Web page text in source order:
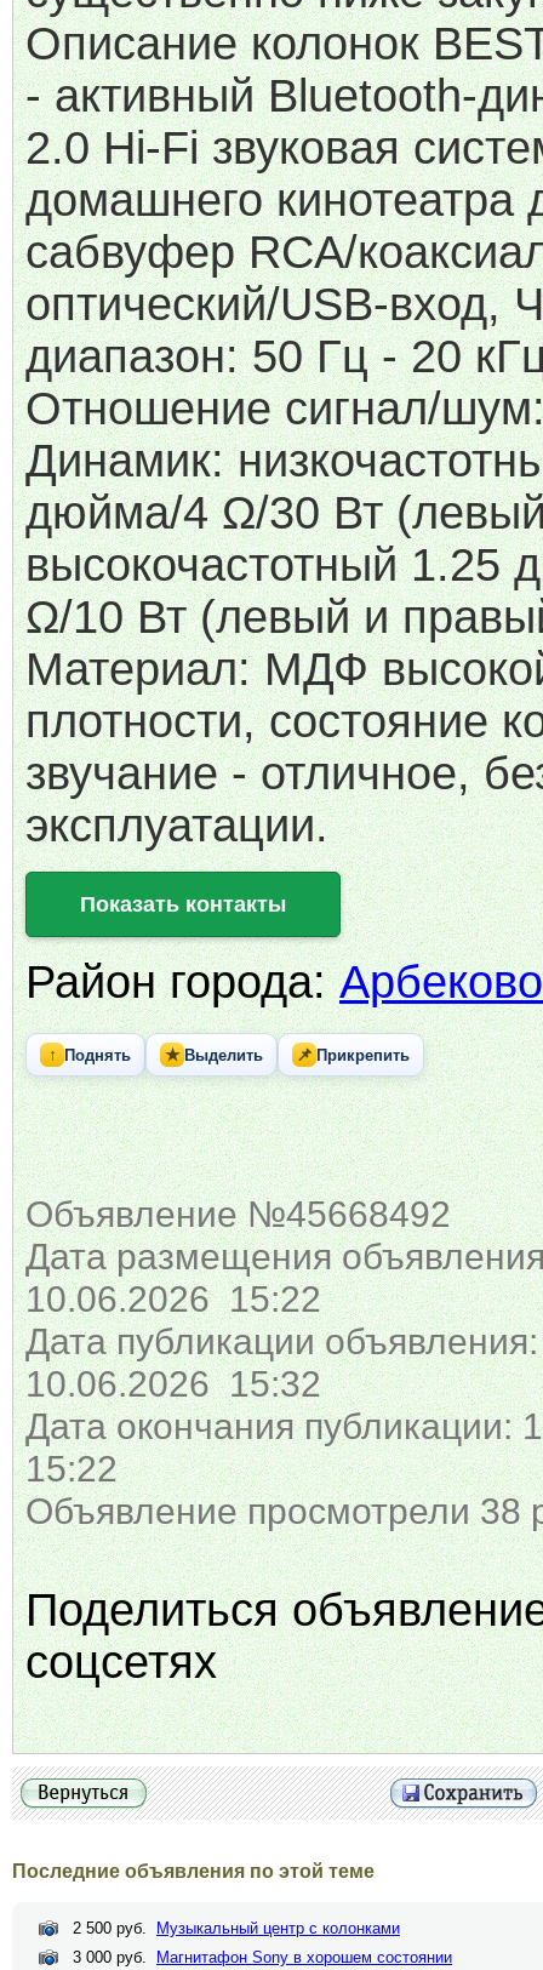
Описание колонок
- активный Bluetooth-
2.0 Hi-Fi звуковая
домашнего
сабвуфер RCA/
оптический/USB-вход,
диапазон: 50 Гц - 20
Отношение сигнал/
Динамик:
дюйма/4 Ω/30 Вт
высокочастотный 1.25
Ω/10 Вт (левый и
Материал: МДФ
плотности, состояние
звучание - отличное,
эксплуатации.
Показать контакты
Район города:
↑ Поднять ★ Выделить 📌 Прикрепить
Объявление №45668492
Дата размещения
10.06.2026 15:22
Дата публикации объявления:
10.06.2026 15:32
Дата окончания публикации:
15:22
Объявление просмотрели 38
Поделиться
соцсетях
Последние объявления по этой теме
2 500 руб.
Музыкальный центр с колонками
3 000 руб.
Магнитафон Sony в хорошем состоянии